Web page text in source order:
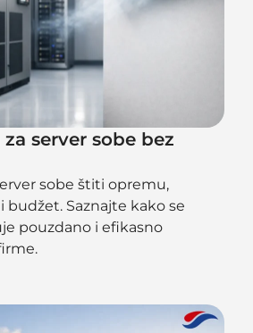
server sobe bez
sobe štiti opremu,
Saznajte kako se
pouzdano i efikasno